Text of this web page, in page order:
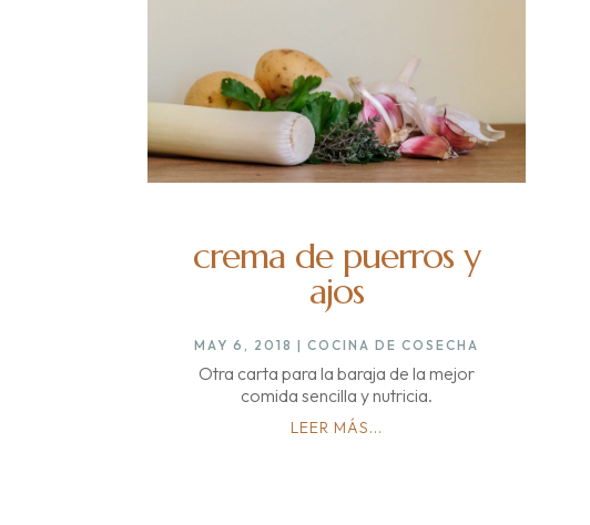
crema de puerros y
ajos
MAY 6, 2018 |COCINA DE COSECHA
Otra carta para la baraja de la mejor
comida sencilla y nutricia.
LEER MÁS...